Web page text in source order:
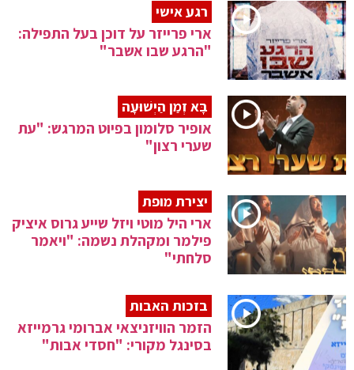
רגע אישי
ארי פרייזר על דוכן בעל התפילה:
"הרגע שבו אשבר"
בָּא זְמַן הַיְשׁוּעָה
אופיר סלומון בפיוט המרגש: "עת
שערי רצון"
יצירת מופת
ארי היל מוטי ויזל שייע גרוס איציק
פילמר ומקהלת נשמה: "ויאמר
סלחתי"
בזכות האבות
הזמר הוויזניצאי אברומי גרמייזא
בסינגל מקורי: "חסדי אבות"